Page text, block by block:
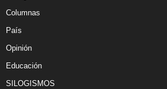
Columnas
País
Opinión
Educación
SILOGISMOS